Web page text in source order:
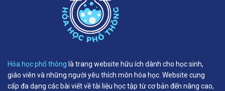
Hóa học phổ thông là trang website hữu ích dành cho học sinh,
giáo viên và những người yêu thích môn hóa học. Website cung
cấp đa dạng các bài viết về tài liệu học tập từ cơ bản đến nâng cao,